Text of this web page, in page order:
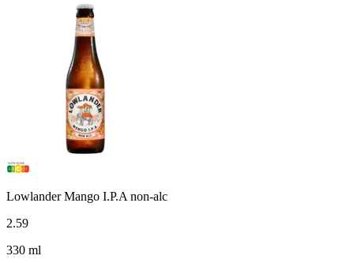
Lowlander Mango I.P.A non-alc
2.59
330 ml